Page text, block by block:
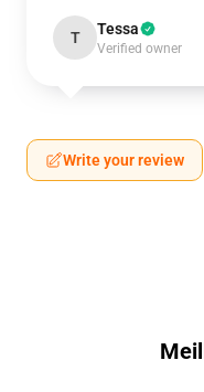
T Tessa
Verified owner
Write your review